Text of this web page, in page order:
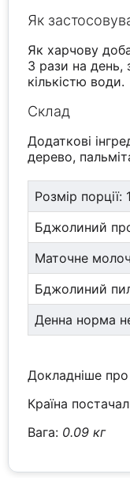
Як
Як харчову
3 рази на день,
кількістю води.
Склад
Додаткові
дерево,
Розмір порції:
Бджолиний
Маточне
Бджолиний
Денна норма
Докладніше
Країна
Вага: 0.09 кг